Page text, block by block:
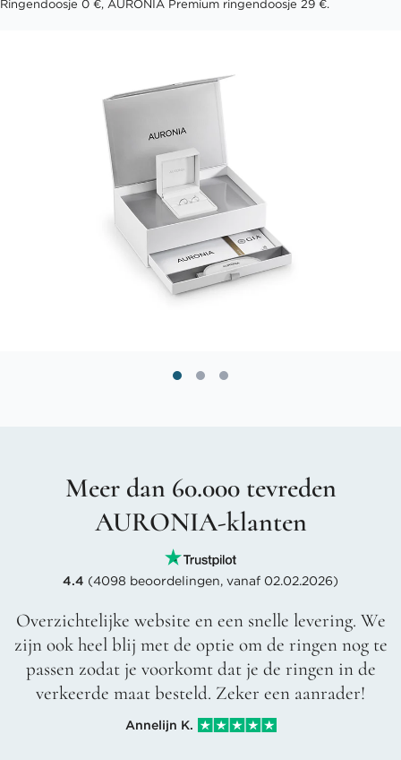
Ringendoosje 0 €, AURONIA Premium ringendoosje 29 €.
Meer dan 60.000 tevreden
AURONIA-klanten
4.4 (4098 beoordelingen, vanaf 02.02.2026)
Overzichtelijke website en een snelle levering. We
zijn ook heel blij met de optie om de ringen nog te
passen zodat je voorkomt dat je de ringen in de
verkeerde maat besteld. Zeker een aanrader!
Annelijn K.